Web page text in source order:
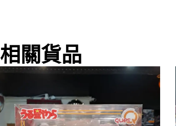
相關貨品